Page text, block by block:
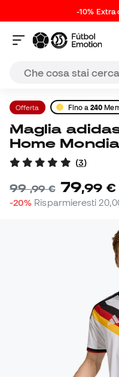
-10% Extra
Offerta Fino a240
Maglia adidas Germania Dfb
Home
(3)
99,99 € 79,99 €
-20% Risparmieresti